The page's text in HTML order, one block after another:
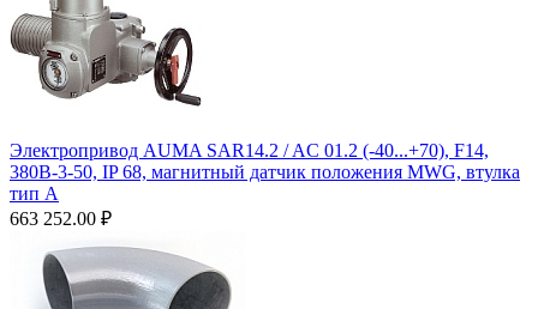
Электропривод AUMA SAR14.2 / AC 01.2 (-40...+70), F14,
380B-3-50, IP 68, магнитный датчик положения MWG, втулка
тип А
663 252.00 ₽